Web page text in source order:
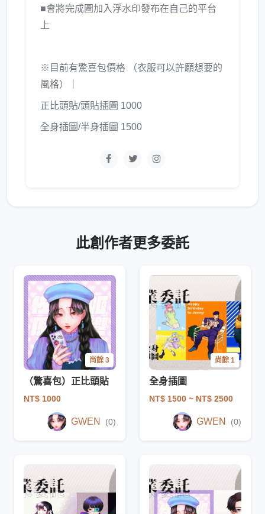
■會將完成圖加入浮水印發布在自己的平台
上
※目前有驚喜包價格 （衣服可以許願想要的
風格）｜
正比頭貼/頭貼插圖 1000
全身插圖/半身插圖 1500
此創作者更多委託
尚餘 3
（驚喜包）正比頭貼
NT$ 1000
GWEN (0)
尚餘 1
全身插圖
NT$ 1500 ~ NT$ 2500
GWEN (0)